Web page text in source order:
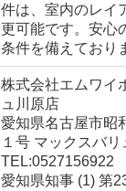
件は、室内のレイ
更可能です。安心
条件を備えており
株式会社エムワ
ュ川原店
愛知県名古屋市昭
１号 マックスバ
TEL:0527156922
愛知県知事 (1) 第